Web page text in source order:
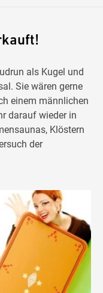
als Kugel und
Sie wären gerne
einem männlichen
darauf wieder in
Klöstern
der